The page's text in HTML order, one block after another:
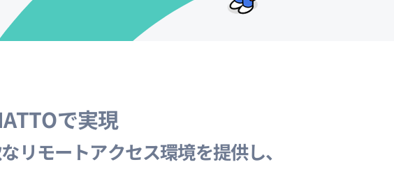
で実現
モートアクセス環境を提供し、